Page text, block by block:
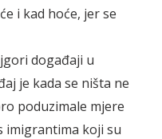
i kad hoće, jer se
događaji u
je kada se ništa ne
poduzimale mjere
imigrantima koji su